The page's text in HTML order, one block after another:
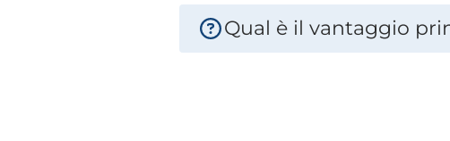
Qual è il vantaggio